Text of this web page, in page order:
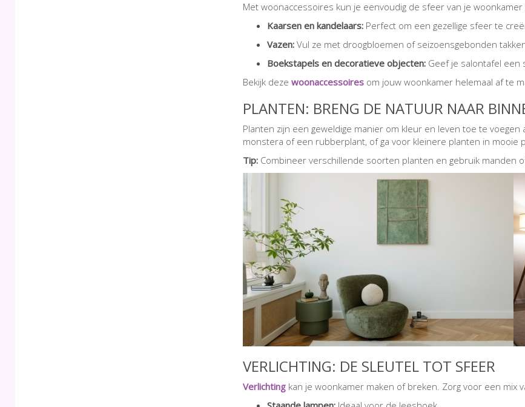
Met woonaccessoires kun je eenvoudig de sfeer van je
Kaarsen en kandelaars: Perfect om een gezellige sfeer te
Vazen: Vul ze met droogbloemen of seizoensgebonden
Boekstapels en decoratieve objecten: Geef je salontafel een
Bekijk deze woonaccessoires om jouw woonkamer helemaal af te
PLANTEN: BRENG DE NATUUR NAAR
Planten zijn een geweldige manier om kleur en leven toe te
monstera of een rubberplant, of ga voor kleinere planten in mooie
Tip: Combineer verschillende soorten planten en gebruik manden
VERLICHTING: DE SLEUTEL TOT SFEER
Verlichting kan je woonkamer maken of breken. Zorg voor een mix